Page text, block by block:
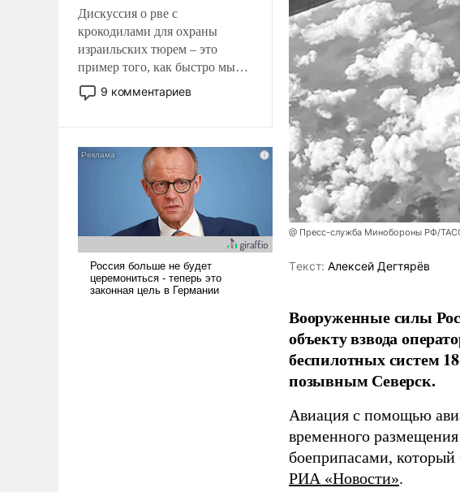
Дискуссия о рве с
крокодилами для охраны
израильских тюрем – это
пример того, как быстро мы
двигаемся по пути
революционных изменений.
псевдонаучной фантастики,
стало всерьез обсуждаемой
9 комментариев
@ Пресс-служба Минобороны РФ/
Tекст: Алексей Дегтярёв
Вооруженные силы
объекту взвода
беспилотных систем
позывным Северск.
Авиация с помощью
временного
боеприпасами,
РИА «Новости».